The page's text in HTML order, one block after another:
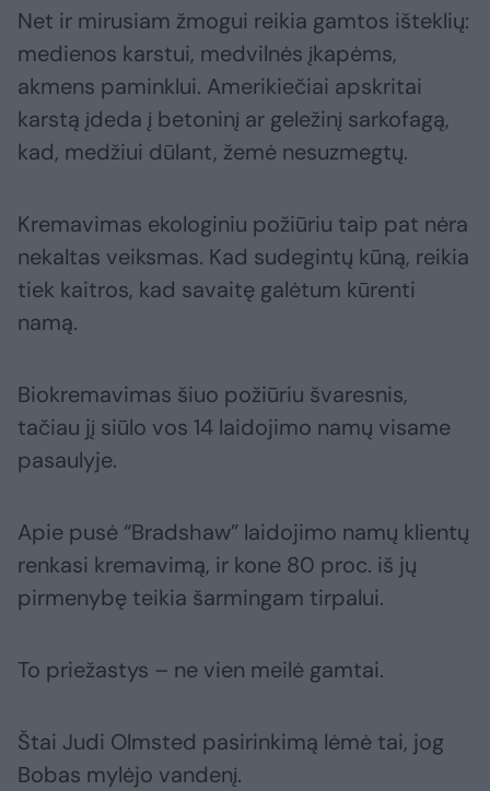
Net ir mirusiam žmogui reikia gamtos išteklių:
medienos karstui, medvilnės įkapėms,
akmens paminklui. Amerikiečiai apskritai
karstą įdeda į betoninį ar geležinį sarkofagą,
kad, medžiui dūlant, žemė nesuzmegtų.
Kremavimas ekologiniu požiūriu taip pat nėra
nekaltas veiksmas. Kad sudegintų kūną, reikia
tiek kaitros, kad savaitę galėtum kūrenti
namą.
Biokremavimas šiuo požiūriu švaresnis,
tačiau jį siūlo vos 14 laidojimo namų visame
pasaulyje.
Apie pusė “Bradshaw” laidojimo namų klientų
renkasi kremavimą, ir kone 80 proc. iš jų
pirmenybę teikia šarmingam tirpalui.
To priežastys – ne vien meilė gamtai.
Štai Judi Olmsted pasirinkimą lėmė tai, jog
Bobas mylėjo vandenį.